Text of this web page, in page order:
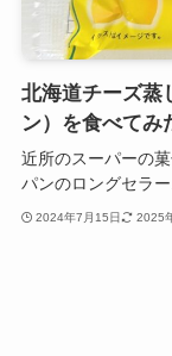
北海道チーズ蒸
ン）を食べてみ
近所のスーパーの
パンのロングセラー
2024年7月15日 2025